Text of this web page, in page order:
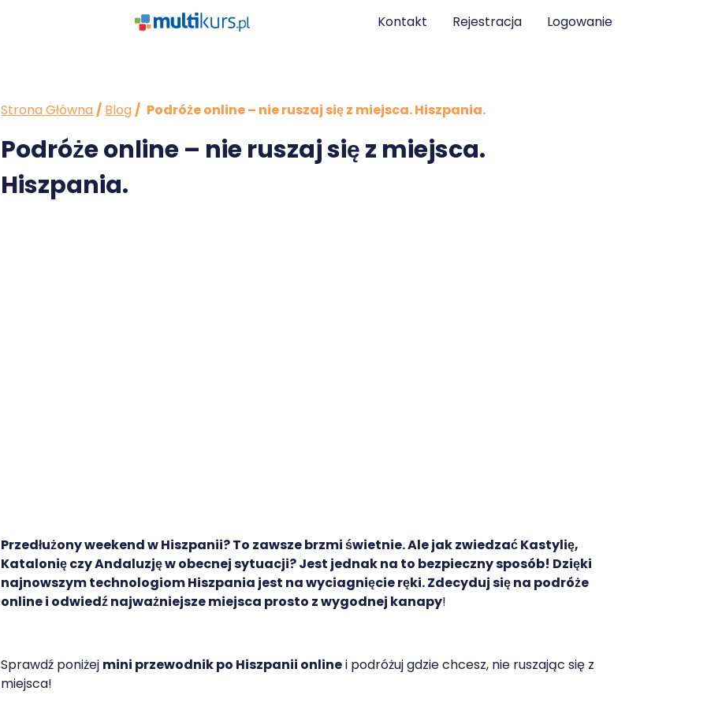
Kontakt Rejestracja Logowanie
Strona Główna/ Blog/ Podróże online – nie ruszaj się z miejsca. Hiszpania.
Podróże online – nie ruszaj się z miejsca.
Hiszpania.
Przedłużony weekend w Hiszpanii? To zawsze brzmi świetnie. Ale jak zwiedzać Kastylię,
Katalonię czy Andaluzję w obecnej sytuacji? Jest jednak na to bezpieczny sposób! Dzięki
najnowszym technologiom Hiszpania jest na wyciagnięcie ręki. Zdecyduj się na podróże
online i odwiedź najważniejsze miejsca prosto z wygodnej kanapy!
Sprawdź poniżej mini przewodnik po Hiszpanii onlinei podróżuj gdzie chcesz, nie ruszając się z
miejsca!